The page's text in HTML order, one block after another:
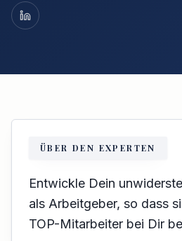
ÜBER DEN EXPERTEN
Entwickle Dein
als Arbeitgeber, so dass
TOP-Mitarbeiter bei Dir